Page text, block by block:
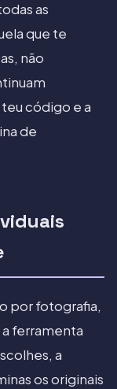
as
que te
não
código e a
de
por fotografia,
ferramenta
a
os originais